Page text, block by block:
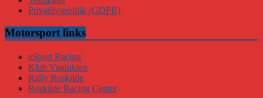
Privatlivspolitik (GDPR)
Motorsport links
eSport Racing
Klub Viadukten
Rally Roskilde
Roskilde Racing Center